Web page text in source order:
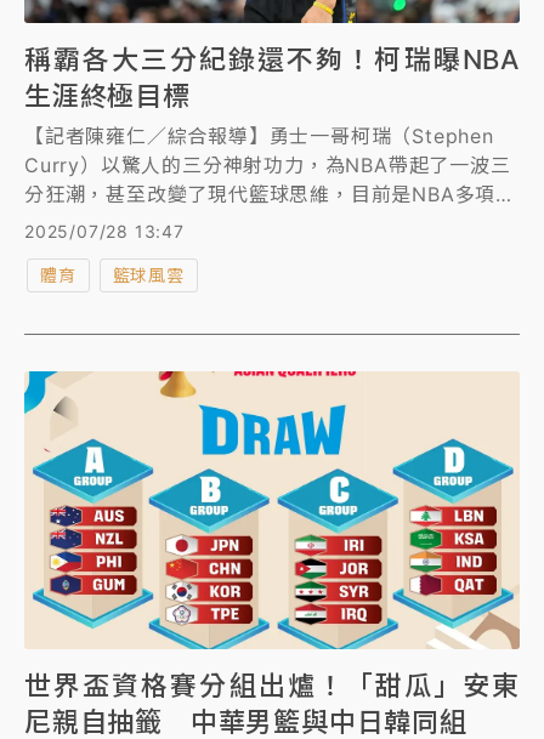
稱霸各大三分紀錄還不夠！柯瑞曝NBA
生涯終極目標
【記者陳雍仁／綜合報導】勇士一哥柯瑞（Stephen
Curry）以驚人的三分神射功力，為NBA帶起了一波三
分狂潮，甚至改變了現代籃球思維，目前是NBA多項三
分球紀錄的保持者，但柯瑞顯然還不滿足，近日受訪時
2025/07/28 13:47
體育 籃球風雲
世界盃資格賽分組出爐！「甜瓜」安東
尼親自抽籤 中華男籃與中日韓同組